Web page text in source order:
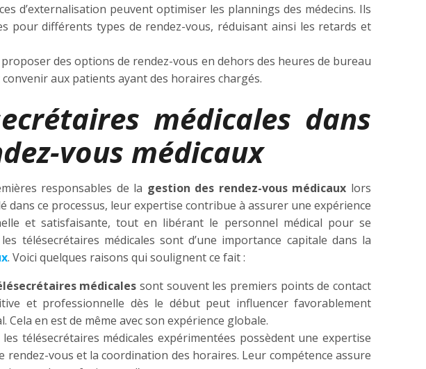
d’externalisation peuvent optimiser les plannings des médecins. Ils
pour différents types de rendez-vous, réduisant ainsi les retards et
des options de rendez-vous en dehors des heures de bureau
aux patients ayant des horaires chargés.
médicales dans
vous médicaux
responsables de la gestion des rendez-vous médicaux lors
dans ce processus, leur expertise contribue à assurer une expérience
et satisfaisante, tout en libérant le personnel médical pour se
télésecrétaires médicales sont d’une importance capitale dans la
. Voici quelques raisons qui soulignent ce fait :
médicales sont souvent les premiers points de contact
et professionnelle dès le début peut influencer favorablement
Cela en est de même avec son expérience globale.
télésecrétaires médicales expérimentées possèdent une expertise
rendez-vous et la coordination des horaires. Leur compétence assure